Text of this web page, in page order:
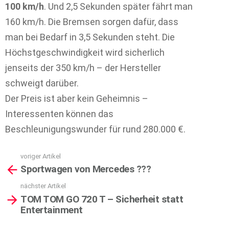
100 km/h. Und 2,5 Sekunden später fährt man
160 km/h. Die Bremsen sorgen dafür, dass
man bei Bedarf in 3,5 Sekunden steht. Die
Höchstgeschwindigkeit wird sicherlich
jenseits der 350 km/h – der Hersteller
schweigt darüber.
Der Preis ist aber kein Geheimnis –
Interessenten können das
Beschleunigungswunder für rund 280.000 €.
more
voriger Artikel
Sportwagen von Mercedes ???
nächster Artikel
TOM TOM GO 720 T – Sicherheit statt
Entertainment